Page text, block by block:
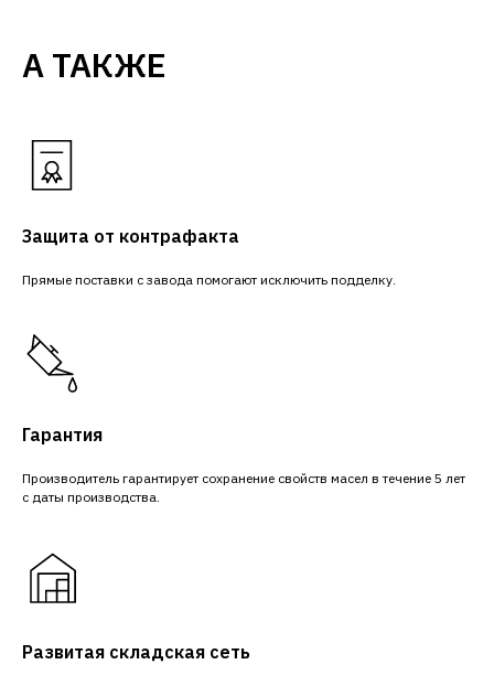
А ТАКЖЕ
Защита от контрафакта
Прямые поставки с завода помогают исключить подделку.
Гарантия
Производитель гарантирует сохранение свойств масел в течение 5 лет
с даты производства.
Развитая складская сеть